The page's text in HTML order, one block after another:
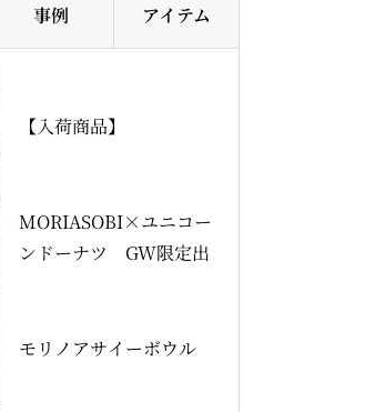
事例 アイテム
【入荷商品】
MORIASOBI×ユニコー
ンドーナツ GW限定出
モリノアサイーボウル